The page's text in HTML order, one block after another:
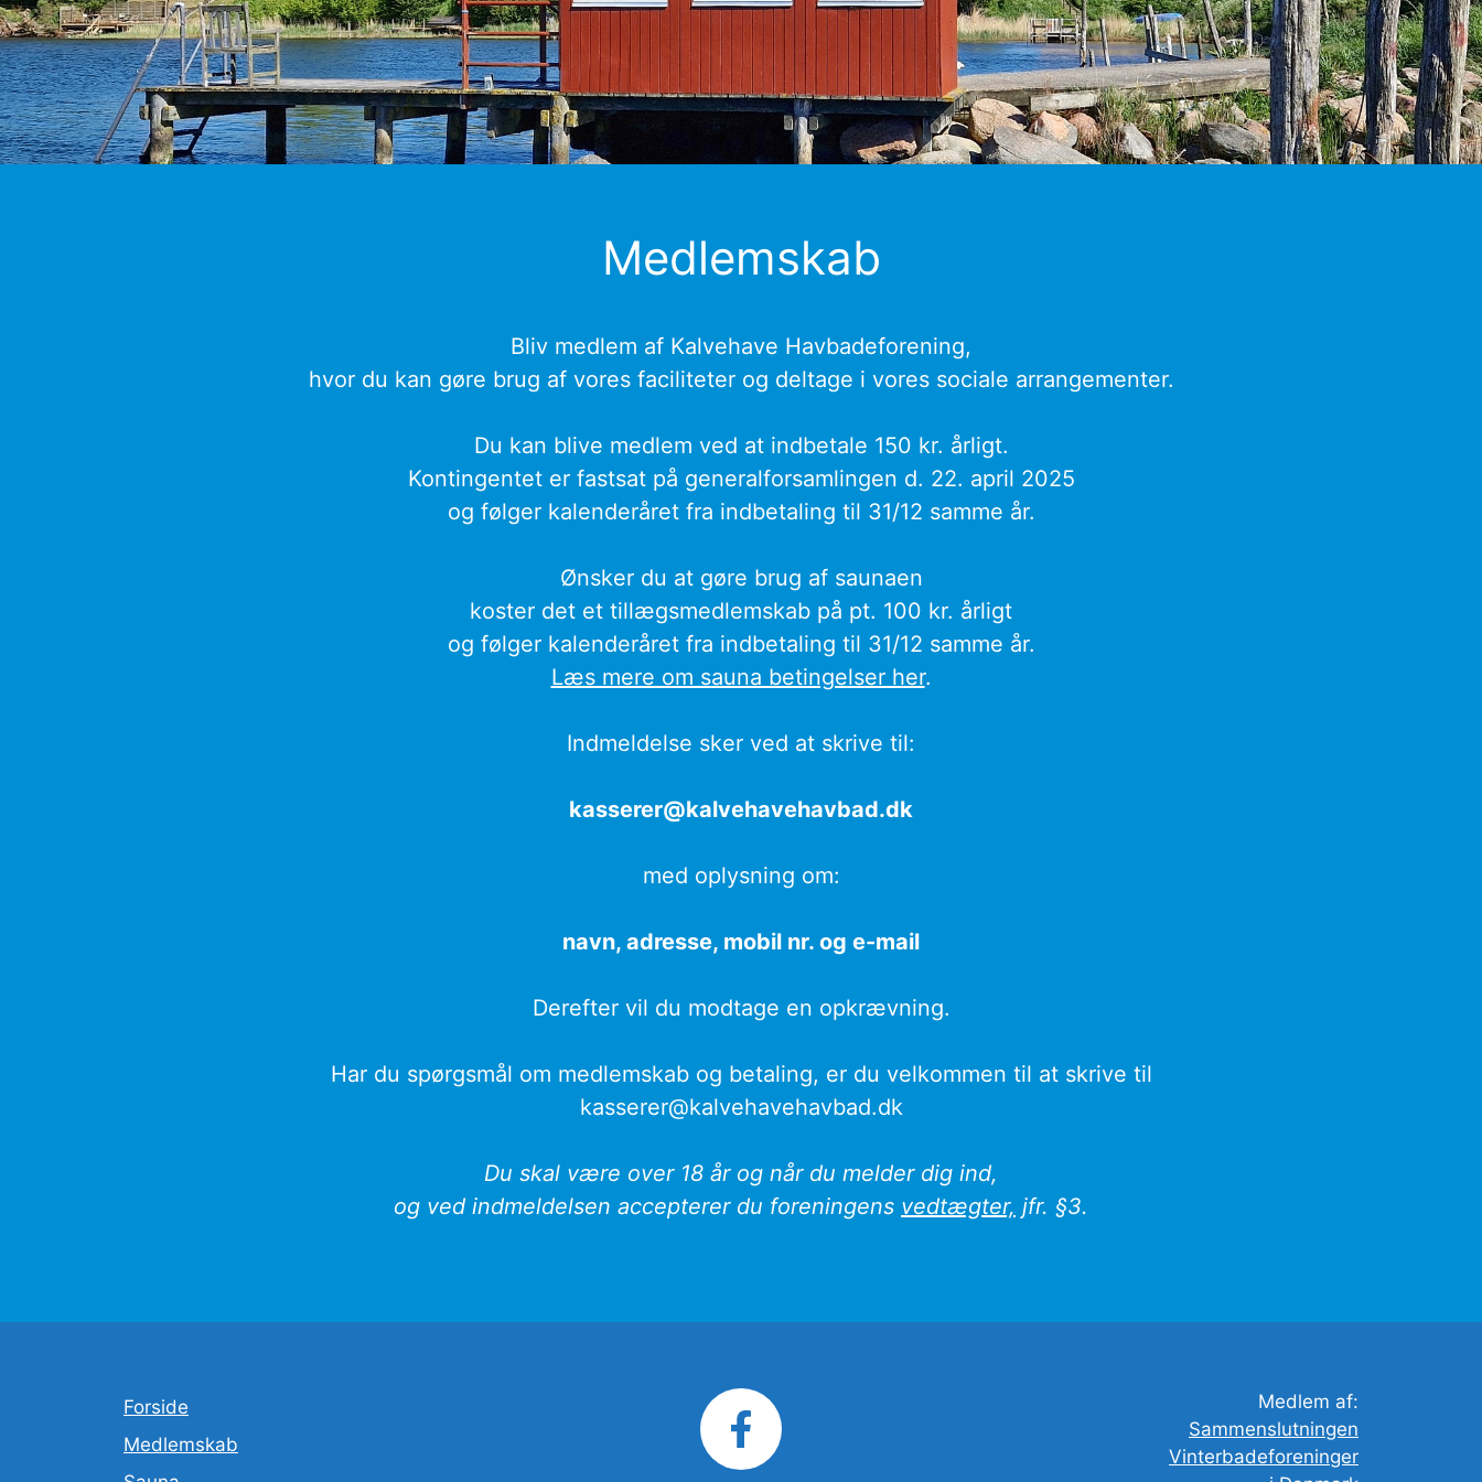
Medlemskab
Bliv medlem af Kalvehave Havbadeforening,
hvor du kan gøre brug af vores faciliteter og deltage i vores sociale arrangementer.
Du kan blive medlem ved at indbetale 150 kr. årligt.
Kontingentet er fastsat på generalforsamlingen d. 22. april 2025
og følger kalenderåret fra indbetaling til 31/12 samme år.
Ønsker du at gøre brug af saunaen
koster det et tillægsmedlemskab på pt. 100 kr. årligt
og følger kalenderåret fra indbetaling til 31/12 samme år.
Læs mere om sauna betingelser her.
Indmeldelse sker ved at skrive til:
kasserer@kalvehavehavbad.dk
med oplysning om:
navn, adresse, mobil nr. og e-mail
Derefter vil du modtage en opkrævning.
Har du spørgsmål om medlemskab og betaling, er du velkommen til at skrive til
kasserer@kalvehavehavbad.dk
Du skal være over 18 år og når du melder dig ind,
og ved indmeldelsen accepterer du foreningens vedtægter, jfr. §3.
Forside
Medlemskab
Medlem af:
Sammenslutningen
Vinterbadeforeninger